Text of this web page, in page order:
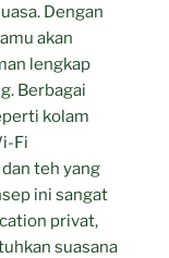
Dengan
akan
lengkap
Berbagai
kolam
Fi
teh yang
ini sangat
privat,
suasana